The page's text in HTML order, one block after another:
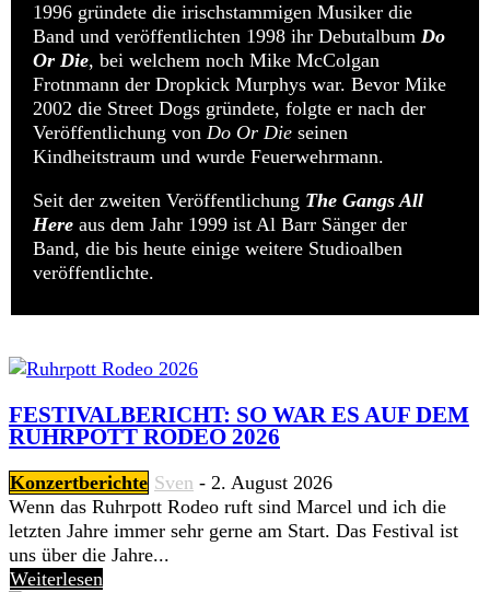
1996 gründete die irischstammigen Musiker die
Band und veröffentlichten 1998 ihr Debutalbum Do
Or Die, bei welchem noch Mike McColgan
Frotnmann der Dropkick Murphys war. Bevor Mike
2002 die Street Dogs gründete, folgte er nach der
Veröffentlichung von Do Or Die seinen
Kindheitstraum und wurde Feuerwehrmann.
Seit der zweiten Veröffentlichung The Gangs All
Here aus dem Jahr 1999 ist Al Barr Sänger der
Band, die bis heute einige weitere Studioalben
veröffentlichte.
FESTIVALBERICHT: SO WAR ES AUF DEM
RUHRPOTT RODEO 2026
Konzertberichte Sven - 2. August 2026
Wenn das Ruhrpott Rodeo ruft sind Marcel und ich die
letzten Jahre immer sehr gerne am Start. Das Festival ist
uns über die Jahre...
Weiterlesen